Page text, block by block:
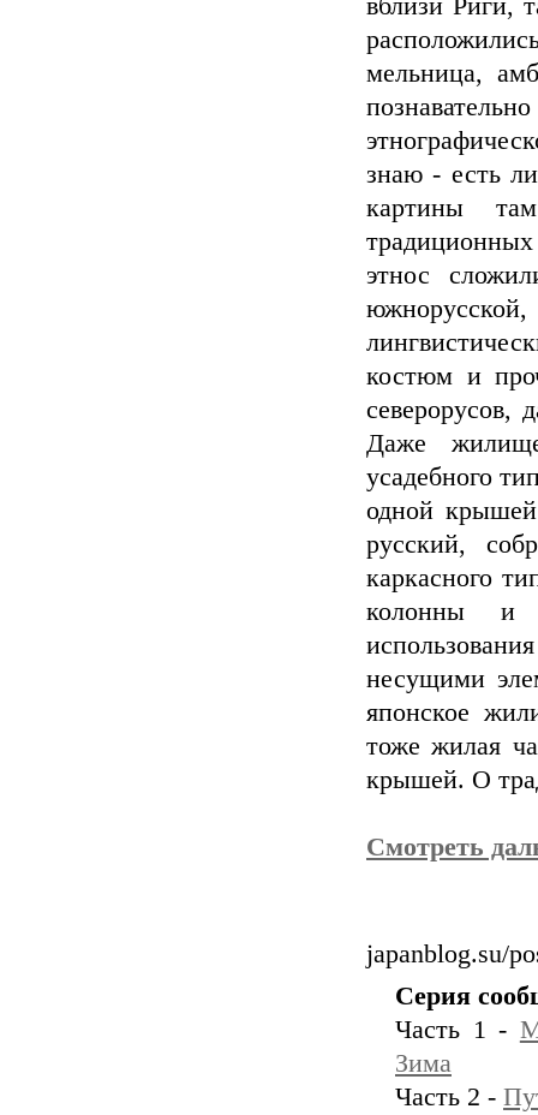
вблизи Риги,
мельница,
знаю - есть
картины
этнос
костюм и
северорусов,
Даже
усадебного
одной
русский,
каркасного
колонны и
несущими
японское
тоже жилая
крышей. О
Смотреть
japanblog.su/
Серия
Часть 1 -
Зима
Часть 2 -